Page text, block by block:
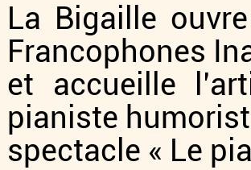
La Bigaille
Francophones
et accueille
pianiste
spectacle « Le